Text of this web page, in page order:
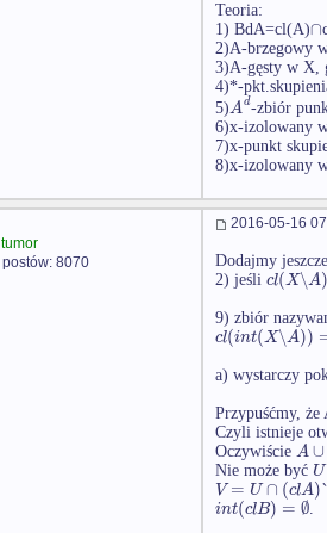
Teoria:
1) BdA=cl(A)∩
2)A-brzegowy
3)A-gęsty w X,
4)*-
5)Ad-zbiór
6)x-izolowany
7)x-punkt
8)x-izolowany
tumor
postów: 8070
2016-05-16
Dodajmy
2) jeśli cl(X∖A)
9) zbiór
cl(int(X∖A))
a) wystarczy
Przypuśćmy, że
Czyli istnieje
Oczywiście A∪
Nie może być U
V = U∩ (clA)`
int(clB) = ∅.